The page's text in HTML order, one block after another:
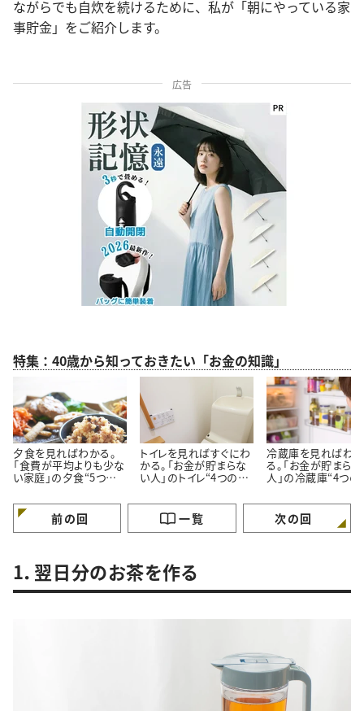
ながらでも自炊を続けるために、私が「朝にやっている家
事貯金」をご紹介します。
広告
特集：40歳から知っておきたい「お金の知識」
夕食を見ればわかる。
「食費が平均よりも少な
い家庭」の夕食“5つの
トイレを見ればすぐにわ
かる。「お金が貯まらな
い人」のトイレ“4つの特
冷蔵庫を見ればわか
る。「お金が貯まら
人」の冷蔵庫“4つの
前の回 一覧 次の回
1．翌日分のお茶を作る